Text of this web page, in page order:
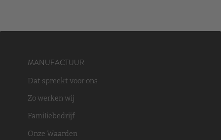
MANUFACTUUR
Dat spreekt voor ons
Zo werken wij
Familiebedrijf
Onze Waarden